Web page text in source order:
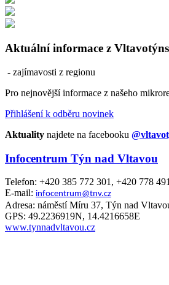
Aktuální informace z
- zajímavosti z regionu
Pro nejnovější informace z našeho
Přihlášení k odběru novinek
Aktuality najdete na facebooku
Infocentrum Týn nad Vltavou
Telefon: +420 385 772 301, +420 778
E-mail: infocentrum@tnv.cz
Adresa: náměstí Míru 37, Týn nad
GPS: 49.2236919N, 14.4216658E
www.tynnadvltavou.cz